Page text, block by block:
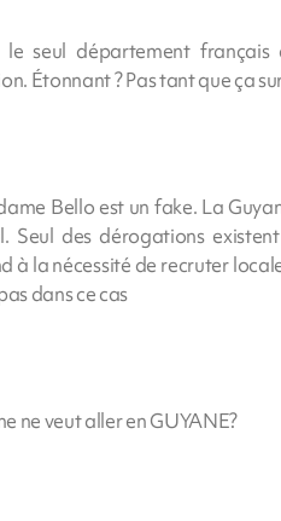
le seul département
Étonnant ? Pas tant que ça
Bello est un fake. La
Seul des dérogations
à la nécessité de recruter
dans ce cas
ne veut aller en GUYANE?